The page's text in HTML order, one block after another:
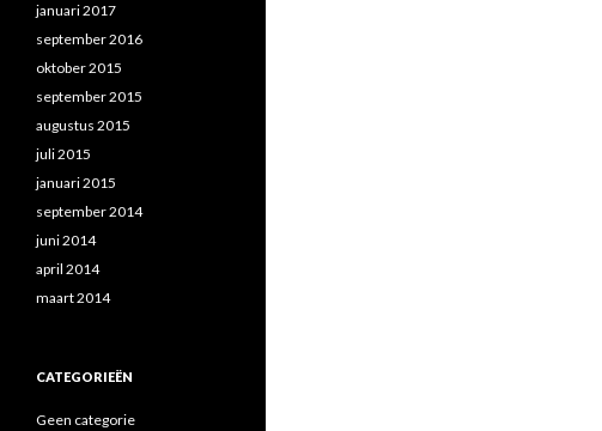
januari 2017
september 2016
oktober 2015
september 2015
augustus 2015
juli 2015
januari 2015
september 2014
juni 2014
april 2014
maart 2014
CATEGORIEËN
Geen categorie